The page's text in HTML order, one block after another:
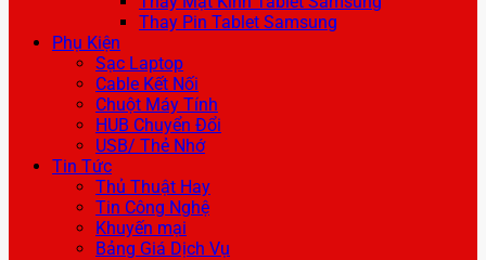
Thay Pin Tablet Samsung
Phụ Kiện
Sạc Laptop
Cable Kết Nối
Chuột Máy Tính
HUB Chuyển Đổi
USB/ Thẻ Nhớ
Tin Tức
Thủ Thuật Hay
Tin Công Nghệ
Khuyến mại
Bảng Giá Dịch Vụ